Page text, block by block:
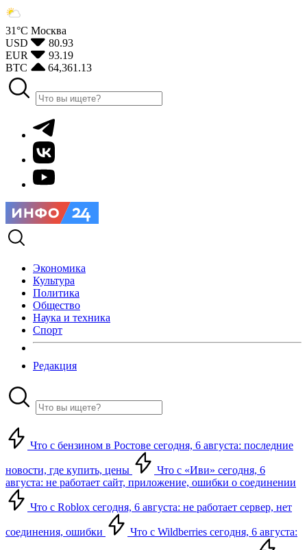
31°С Москва
USD
80.93
EUR
93.19
BTC
64,361.13
Экономика
Культура
Политика
Общество
Наука и техника
Спорт
Редакция
Что с бензином в Ростове сегодня, 6 августа: последние
новости, где купить, цены
Что с «Иви» сегодня, 6
августа: не работает сайт, приложение, ошибки о соединении
Что с Roblox сегодня, 6 августа: не работает сервер, нет
соединения, ошибки Что с Wildberries сегодня, 6 августа: